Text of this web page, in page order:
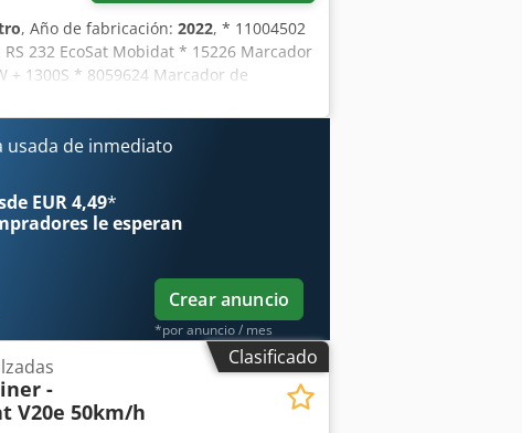
, Año de fabricación: 2022, * 11004502
232 EcoSat Mobidat * 15226 Marcador
+ 1300S * 8059624 Marcador de
mecánico del patrón de dispersión,
* 8078950 Dispositivo de
Marco adaptador Multihog CX75
de dispersión FS100, 6 m, con
de aceptar vehículos y
no incluye el transporte y la entrega.
* Salvo error, omisión y venta
El precio se refiere al estado actual. *
de inmediato
EUR 4,49*
le esperan
Crear anuncio
*por anuncio / mes
Clasificado
-
V20e 50km/h